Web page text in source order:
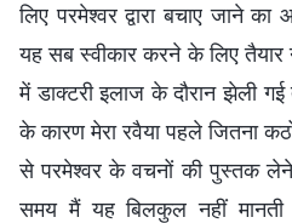
लिए परमेश्वर द्वारा बचाए जाने
यह सब स्वीकार करने के लिए तैयार
में डाक्टरी इलाज के दौरान झेली
के कारण मेरा रवैया पहले जितना
से परमेश्वर के वचनों की पुस्तक
समय मैं यह बिलकुल नहीं